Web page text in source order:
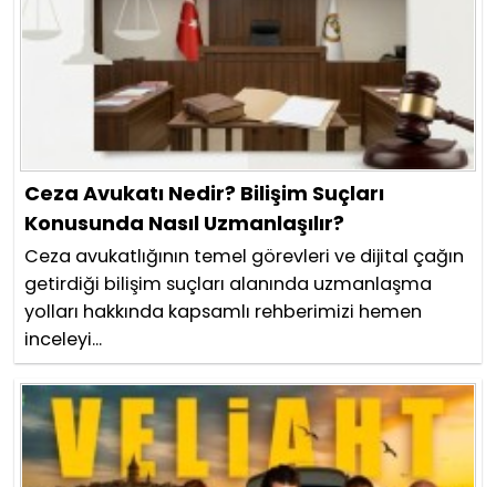
Ceza Avukatı Nedir? Bilişim Suçları
Konusunda Nasıl Uzmanlaşılır?
Ceza avukatlığının temel görevleri ve dijital çağın
getirdiği bilişim suçları alanında uzmanlaşma
yolları hakkında kapsamlı rehberimizi hemen
inceleyi...